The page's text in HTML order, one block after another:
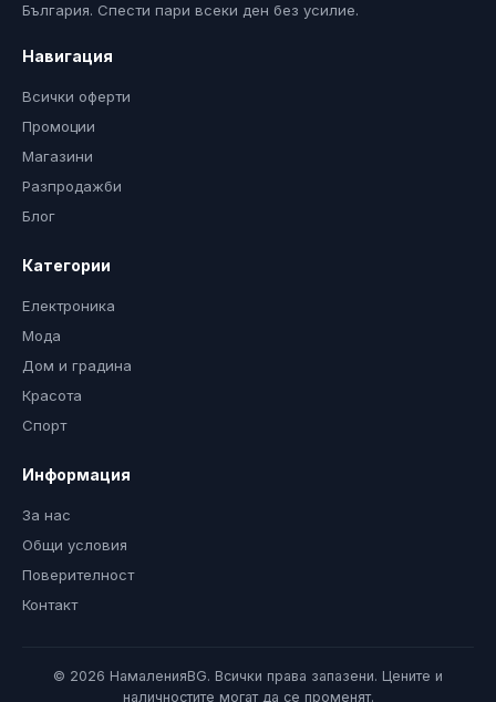
България. Спести пари всеки ден без усилие.
Навигация
Всички оферти
Промоции
Магазини
Разпродажби
Блог
Категории
Електроника
Мода
Дом и градина
Красота
Спорт
Информация
За нас
Общи условия
Поверителност
Контакт
© 2026 НамаленияBG. Всички права запазени. Цените и
наличностите могат да се променят.